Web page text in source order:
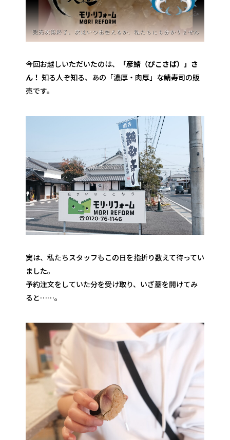
今回お越しいただいたのは、
「彦鯖（ぴこさば）」さ
ん！ 知る人ぞ知る、あの「濃厚・肉厚」な鯖寿司の販
売です。
実は、私たちスタッフもこの日を指折り数えて待ってい
ました。
予約注文をしていた分を受け取り、いざ蓋を開けてみ
ると……。